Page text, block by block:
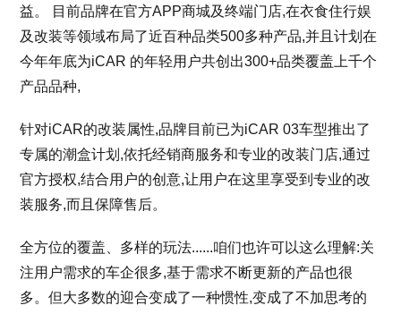
益。 目前品牌在官方APP商城及终端门店,在衣食住行娱
及改装等领域布局了近百种品类500多种产品,并且计划在
今年年底为iCAR 的年轻用户共创出300+品类覆盖上千个
产品品种,
针对iCAR的改装属性,品牌目前已为iCAR 03车型推出了
专属的潮盒计划,依托经销商服务和专业的改装门店,通过
官方授权,结合用户的创意,让用户在这里享受到专业的改
装服务,而且保障售后。
全方位的覆盖、多样的玩法......咱们也许可以这么理解:关
注用户需求的车企很多,基于需求不断更新的产品也很
多。但大多数的迎合变成了一种惯性,变成了不加思考的